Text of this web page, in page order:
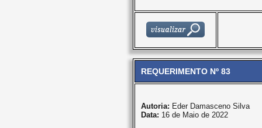
REQUERIMENTO Nº 83
Autoria: Eder Damasceno Silva
Data: 16 de Maio de 2022